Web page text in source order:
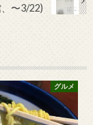
〜3/22)
グルメ